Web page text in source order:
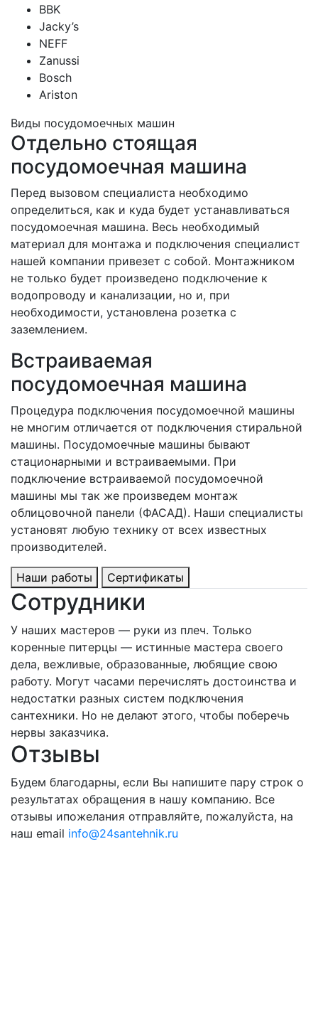
BBK
Jacky’s
NEFF
Zanussi
Bosch
Ariston
Виды посудомоечных машин
Отдельно стоящая
посудомоечная машина
Перед вызовом специалиста необходимо
определиться, как и куда будет устанавливаться
посудомоечная машина. Весь необходимый
материал для монтажа и подключения специалист
нашей компании привезет с собой. Монтажником
не только будет произведено подключение к
водопроводу и канализации, но и, при
необходимости, установлена розетка с
заземлением.
Встраиваемая
посудомоечная машина
Процедура подключения посудомоечной машины
не многим отличается от подключения стиральной
машины. Посудомоечные машины бывают
стационарными и встраиваемыми. При
подключение встраиваемой посудомоечной
машины мы так же произведем монтаж
облицовочной панели (ФАСАД). Наши специалисты
установят любую технику от всех известных
производителей.
Наши работы Сертификаты
Сотрудники
У наших мастеров — руки из плеч. Только
коренные питерцы — истинные мастера своего
дела, вежливые, образованные, любящие свою
работу. Могут часами перечислять достоинства и
недостатки разных систем подключения
сантехники. Но не делают этого, чтобы поберечь
нервы заказчика.
Отзывы
Будем благодарны, если Вы напишите пару строк о
результатах обращения в нашу компанию. Все
отзывы ипожелания отправляйте, пожалуйста, на
наш email info@24santehnik.ru